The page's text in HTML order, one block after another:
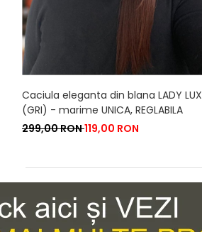
Caciula eleganta din blana LADY LUX
(GRI) - marime UNICA, REGLABILA
299,00 RON119,00 RON